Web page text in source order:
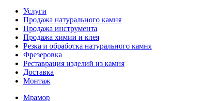
Услуги
Продажа натурального камня
Продажа инструмента
Продажа химии и клея
Резка и обработка натурального камня
Фрезеровка
Реставрация изделий из камня
Доставка
Монтаж
Мрамор